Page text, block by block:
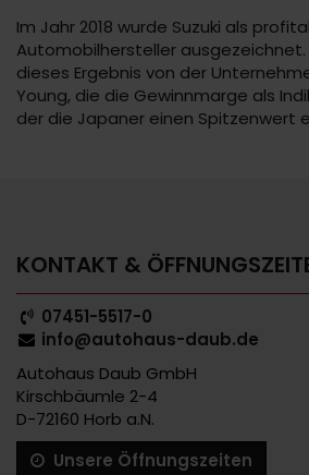
Im Jahr 2018 wurde Suzuki als
Automobilhersteller
dieses Ergebnis von der
Young, die die Gewinnmarge als
der die Japaner einen Spitzenwert
KONTAKT &
07451-5517-0
info@autohaus-daub.de
Autohaus Daub GmbH
Kirschbäumle 2-4
D-72160 Horb a.N.
Unsere Öffnungszeiten